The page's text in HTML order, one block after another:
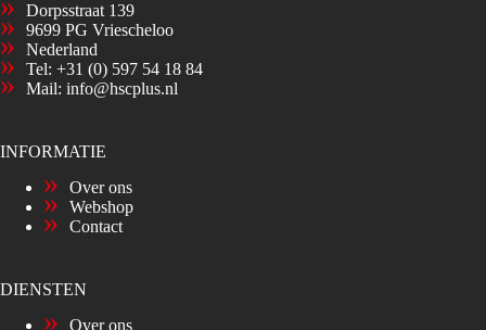
Dorpsstraat 139
9699 PG Vriescheloo
Nederland
Tel: +31 (0) 597 54 18 84
Mail: info@hscplus.nl
INFORMATIE
Over ons
Webshop
Contact
DIENSTEN
Over ons